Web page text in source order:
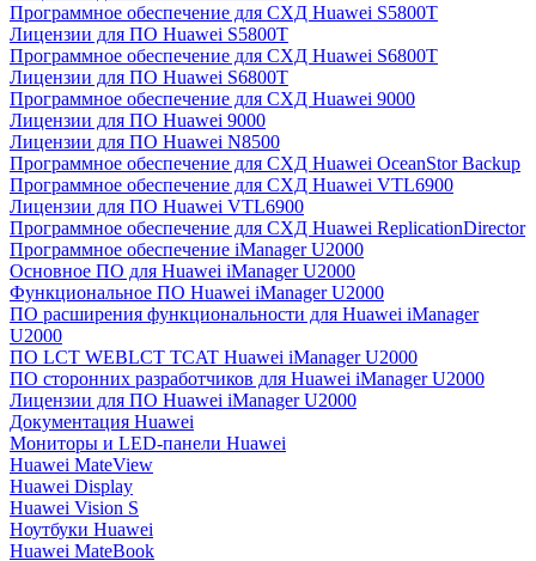
Программное обеспечение для СХД Huawei S5800T
Лицензии для ПО Huawei S5800T
Программное обеспечение для СХД Huawei S6800T
Лицензии для ПО Huawei S6800T
Программное обеспечение для СХД Huawei 9000
Лицензии для ПО Huawei 9000
Лицензии для ПО Huawei N8500
Программное обеспечение для СХД Huawei OceanStor Backup
Программное обеспечение для СХД Huawei VTL6900
Лицензии для ПО Huawei VTL6900
Программное обеспечение для СХД Huawei ReplicationDirector
Программное обеспечение iManager U2000
Основное ПО для Huawei iManager U2000
Функциональное ПО Huawei iManager U2000
ПО расширения функциональности для Huawei iManager
U2000
ПО LCT WEBLCT TCAT Huawei iManager U2000
ПО сторонних разработчиков для Huawei iManager U2000
Лицензии для ПО Huawei iManager U2000
Документация Huawei
Мониторы и LED-панели Huawei
Huawei MateView
Huawei Display
Huawei Vision S
Ноутбуки Huawei
Huawei MateBook